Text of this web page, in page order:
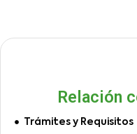
Relación
Trámites y Requisitos